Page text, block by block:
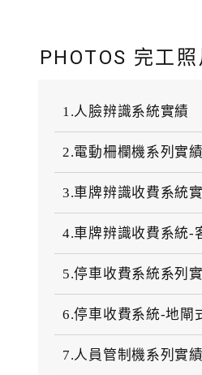
PHOTOS 完工照
1.人臉辨識系統實績
2.電動柵欄機系列實績
3.車牌辨識收費系統
4.車牌辨識收費系統-
5.停車收費系統系列
6.停車收費系統-地閘
7.人員管制機系列實績